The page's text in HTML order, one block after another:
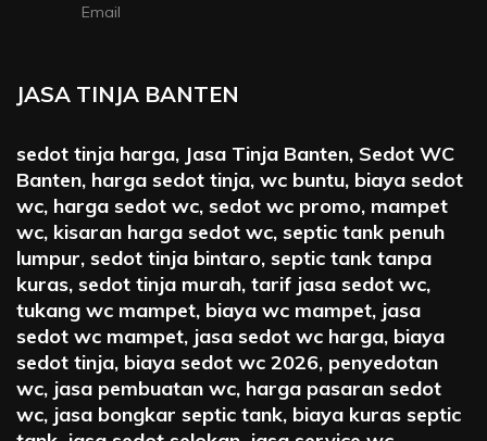
Email
JASA TINJA BANTEN
sedot tinja harga, Jasa Tinja Banten, Sedot WC
Banten, harga sedot tinja, wc buntu, biaya sedot
wc, harga sedot wc, sedot wc promo, mampet
wc, kisaran harga sedot wc, septic tank penuh
lumpur, sedot tinja bintaro, septic tank tanpa
kuras, sedot tinja murah, tarif jasa sedot wc,
tukang wc mampet, biaya wc mampet, jasa
sedot wc mampet, jasa sedot wc harga, biaya
sedot tinja, biaya sedot wc 2026, penyedotan
wc, jasa pembuatan wc, harga pasaran sedot
wc, jasa bongkar septic tank, biaya kuras septic